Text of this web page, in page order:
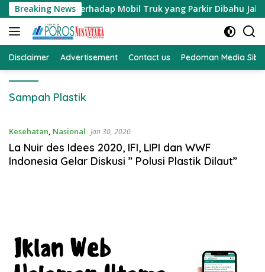
Langsung
ke
konten
Breaking News
Terhadap Mobil Truk yang Parkir Dibahu Jalan di Tol
Disclaimer Advertisement Contact us Pedoman Media
Sampah Plastik
Kesehatan, Nasional Jan 30, 2020
La Nuir des Idees 2020, IFI, LIPI dan WWF
Indonesia Gelar Diskusi ” Polusi Plastik Dilaut”